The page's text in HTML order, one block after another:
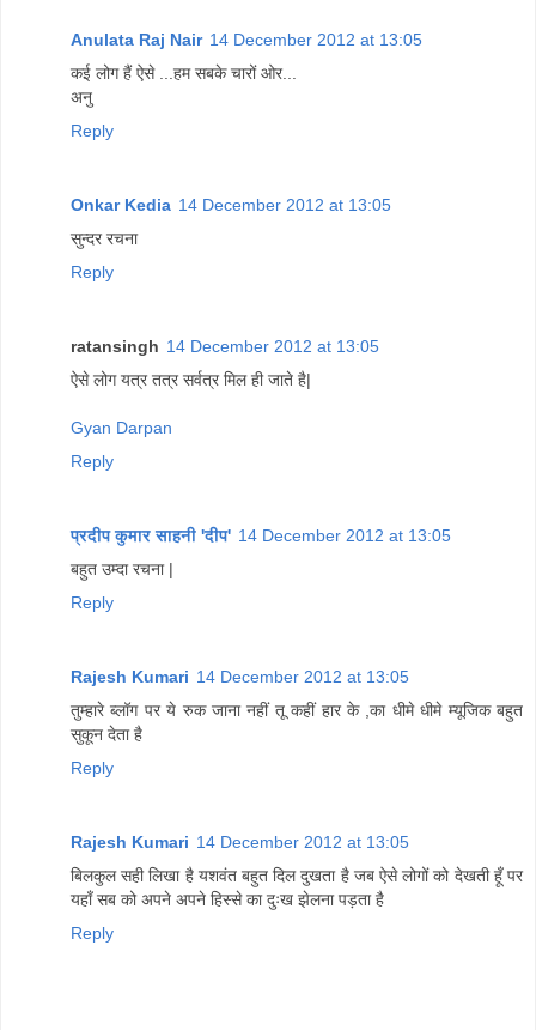
Anulata Raj Nair 14 December 2012 at 13:05
कई लोग हैं ऐसे ...हम सबके चारों ओर...
अनु
Reply
Onkar Kedia 14 December 2012 at 13:05
सुन्दर रचना
Reply
ratansingh 14 December 2012 at 13:05
ऐसे लोग यत्र तत्र सर्वत्र मिल ही जाते है|
Gyan Darpan
Reply
प्रदीप कुमार साहनी 'दीप' 14 December 2012 at 13:05
बहुत उम्दा रचना |
Reply
Rajesh Kumari 14 December 2012 at 13:05
तुम्हारे ब्लॉग पर ये रुक जाना नहीं तू कहीं हार के ,का धीमे धीमे म्यूजिक बहुत
सुकून देता है
Reply
Rajesh Kumari 14 December 2012 at 13:05
बिलकुल सही लिखा है यशवंत बहुत दिल दुखता है जब ऐसे लोगों को देखती हूँ पर
यहाँ सब को अपने अपने हिस्से का दुःख झेलना पड़ता है
Reply